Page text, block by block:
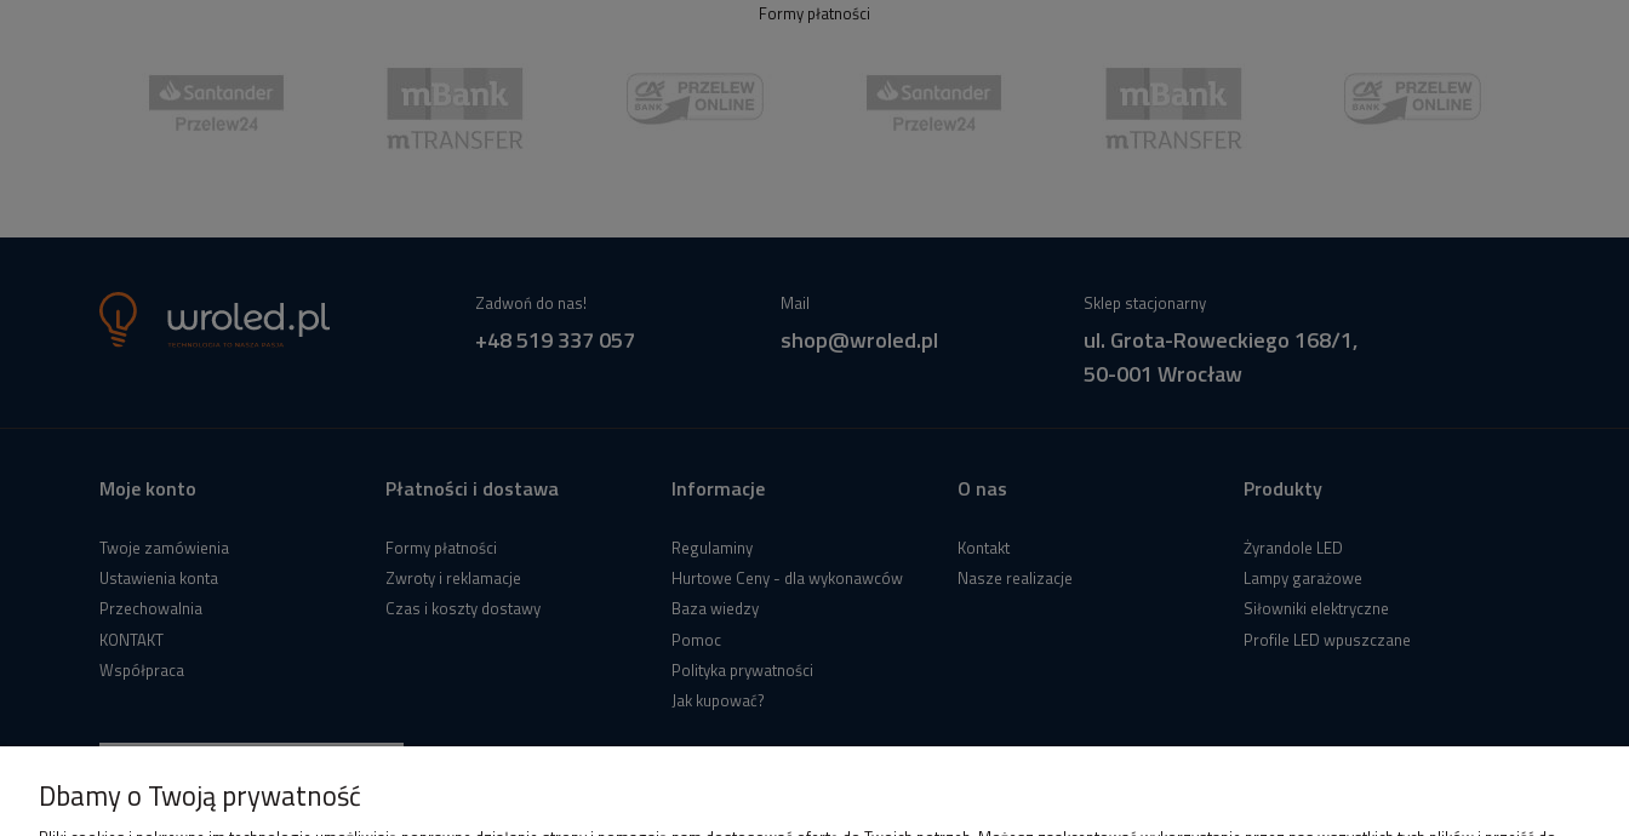
Formy płatności
Zadwoń do nas!
+48 519 337 057
Mail
shop@wroled.pl
Sklep stacjonarny
ul. Grota-Roweckiego 168/1,
50-001 Wrocław
Moje konto
Twoje zamówienia
Ustawienia konta
Przechowalnia
KONTAKT
Współpraca
Płatności i dostawa
Formy płatności
Zwroty i reklamacje
Czas i koszty dostawy
Informacje
Regulaminy
Hurtowe Ceny - dla wykonawców
Baza wiedzy
Pomoc
Polityka prywatności
Jak kupować?
O nas
Kontakt
Nasze realizacje
Produkty
Żyrandole LED
Lampy garażowe
Siłowniki elektryczne
Profile LED wpuszczane
Dbamy o Twoją prywatność